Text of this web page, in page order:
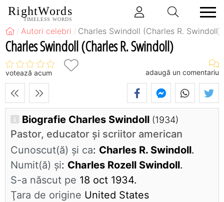
RightWords
TIMELESS WORDS
Autori celebri Charles Swindoll (Charles R. Swindoll)
Charles Swindoll (Charles R. Swindoll)
votează acum adaugă un comentariu
Biografie Charles Swindoll (1934)
Pastor, educator şi scriitor american
Cunoscut(ă) și ca: Charles R. Swindoll.
Numit(ă) și: Charles Rozell Swindoll.
S-a născut pe 18 oct 1934.
Ţara de origine United States